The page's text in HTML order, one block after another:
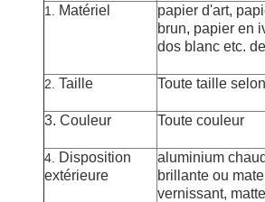
1. Matériel
papier d'art,
brun, papier en
dos blanc etc.
2. Taille Toute taille
3. Couleur Toute couleur
4.
Disposition
extérieure
aluminium
brillante ou
vernissant,